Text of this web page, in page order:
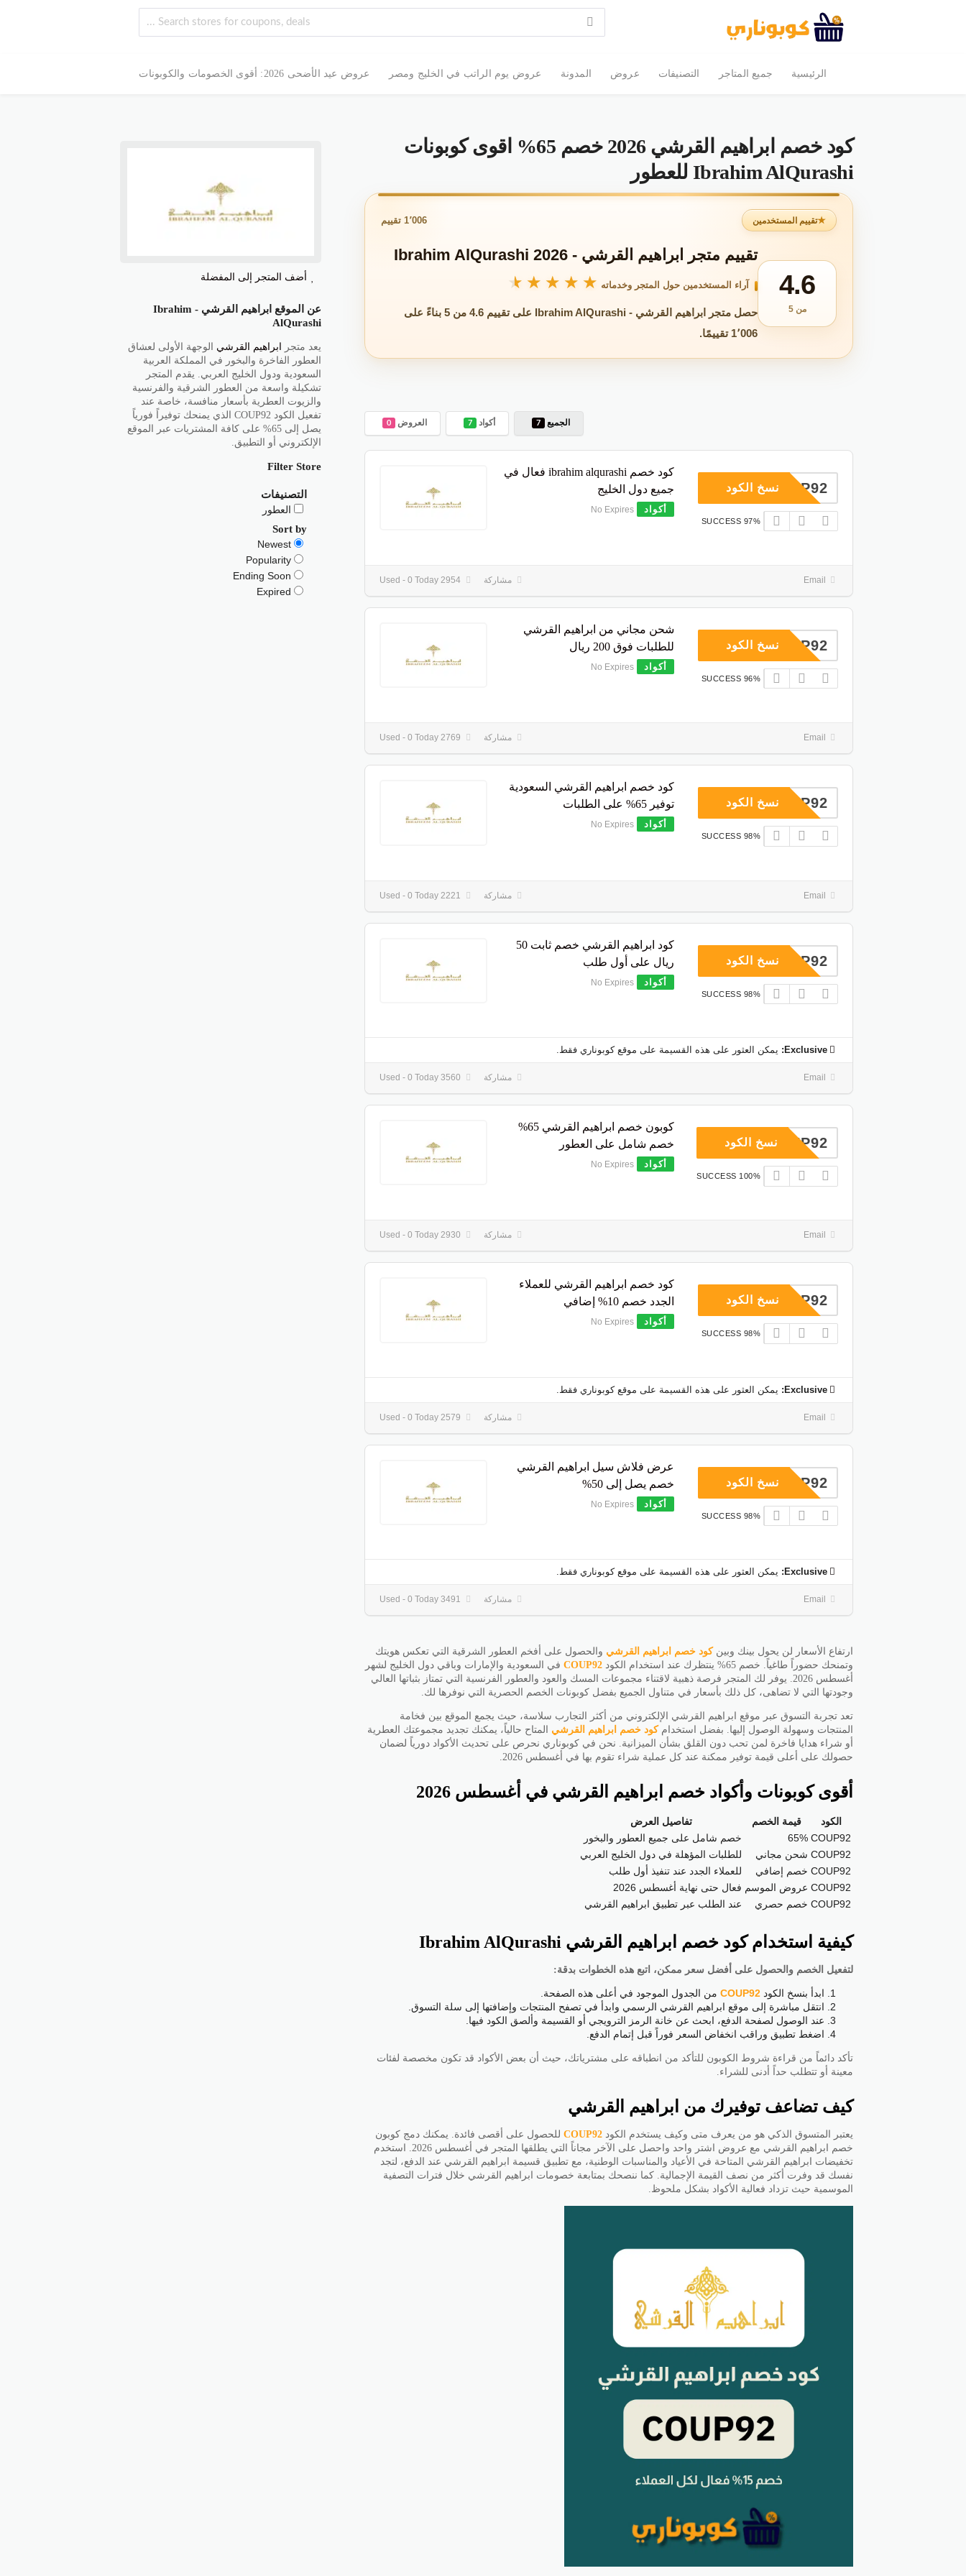
الرئيسية جميع المتاجر التصنيفات عروض المدونة عروض يوم الراتب في الخليج ومصر عروض عيد الأضحى 2026: أقوى الخصومات والكوبونات
كود خصم ابراهيم القرشي 2026 خصم 65% اقوى كوبونات
Ibrahim AlQurashi للعطور
تقييم المستخدمين 1٬006 تقييم
4.6
من 5
تقييم متجر ابراهيم القرشي - Ibrahim AlQurashi 2026
آراء المستخدمين حول المتجر وخدماته ★★★★★
★★★★★
حصل متجر ابراهيم القرشي - Ibrahim AlQurashi على تقييم 4.6 من 5 بناءً على
1٬006 تقييمًا.
الجميع 7 أكواد 7 العروض 0
كود خصم ibrahim alqurashi فعال في
جميع دول الخليج
أكواد No Expires
COUP92نسخ الكود
97% SUCCESS
مشاركة
شحن مجاني من ابراهيم القرشي
للطلبات فوق 200 ريال
أكواد No Expires
COUP92نسخ الكود
96% SUCCESS
مشاركة
كود خصم ابراهيم القرشي السعودية
توفير 65% على الطلبات
أكواد No Expires
COUP92نسخ الكود
98% SUCCESS
مشاركة
كود ابراهيم القرشي خصم ثابت 50
ريال على أول طلب
أكواد No Expires
COUP92نسخ الكود
98% SUCCESS
Exclusive: يمكن العثور على هذه القسيمة على موقع كوبوناري فقط.
مشاركة
كوبون خصم ابراهيم القرشي 65%
خصم شامل على العطور
أكواد No Expires
COUP92نسخ الكود
100% SUCCESS
مشاركة
كود خصم ابراهيم القرشي للعملاء
الجدد خصم 10% إضافي
أكواد No Expires
COUP92نسخ الكود
98% SUCCESS
Exclusive: يمكن العثور على هذه القسيمة على موقع كوبوناري فقط.
مشاركة
عرض فلاش سيل ابراهيم القرشي
خصم يصل إلى 50%
أكواد No Expires
COUP92نسخ الكود
98% SUCCESS
Exclusive: يمكن العثور على هذه القسيمة على موقع كوبوناري فقط.
مشاركة
ارتفاع الأسعار لن يحول بينك وبينكود خصم ابراهيم القرشي والحصول على أفخم العطور الشرقية التي تعكس هويتك
وتمنحك حضوراً طاغياً. خصم 65% ينتظرك عند استخدام الكود
COUP92 في السعودية والإمارات وباقي دول الخليج لشهر
أغسطس 2026. يوفر لك المتجر فرصة ذهبية لاقتناء مجموعات المسك والعود والعطور الفرنسية التي تمتاز بثباتها العالي
وجودتها التي لا تضاهى، كل ذلك بأسعار في متناول الجميع بفضل كوبونات الخصم الحصرية التي نوفرها لك.
تعد تجربة التسوق عبر موقع ابراهيم القرشي الإلكتروني من أكثر التجارب سلاسة، حيث يجمع الموقع بين فخامة
المنتجات وسهولة الوصول إليها. بفضل استخدامكود خصم ابراهيم القرشي المتاح حالياً، يمكنك تجديد مجموعتك العطرية
أو شراء هدايا فاخرة لمن تحب دون القلق بشأن الميزانية. نحن في كوبوناري نحرص على تحديث الأكواد دورياً لضمان
حصولك على أعلى قيمة توفير ممكنة عند كل عملية شراء تقوم بها في أغسطس 2026.
أقوى كوبونات وأكواد خصم ابراهيم القرشي في أغسطس 2026
الكود قيمة الخصم
تفاصيل العرض
COUP92
65%
خصم شامل على جميع العطور والبخور
COUP92 شحن مجاني
للطلبات المؤهلة في دول الخليج العربي
COUP92 خصم إضافي
للعملاء الجدد عند تنفيذ أول طلب
COUP92 عروض الموسم فعال حتى نهاية أغسطس 2026
COUP92 خصم حصري عند الطلب عبر تطبيق ابراهيم القرشي
كيفية استخدام كود خصم ابراهيم القرشي Ibrahim AlQurashi
لتفعيل الخصم والحصول على أفضل سعر ممكن، اتبع هذه الخطوات بدقة:
ابدأ بنسخ الكود COUP92 من الجدول الموجود في أعلى هذه الصفحة.
انتقل مباشرة إلى موقع ابراهيم القرشي الرسمي وابدأ في تصفح المنتجات وإضافتها إلى سلة التسوق.
عند الوصول لصفحة الدفع، ابحث عن خانة الرمز الترويجي أو القسيمة وألصق الكود فيها.
اضغط تطبيق وراقب انخفاض السعر فوراً قبل إتمام الدفع.
تأكد دائماً من قراءة شروط الكوبون للتأكد من انطباقه على مشترياتك، حيث أن بعض الأكواد قد تكون مخصصة لفئات
معينة أو تتطلب حداً أدنى للشراء.
كيف تضاعف توفيرك من ابراهيم القرشي
يعتبر المتسوق الذكي هو من يعرف متى وكيف يستخدم الكود COUP92 للحصول على أقصى فائدة. يمكنك دمج كوبون
خصم ابراهيم القرشي مع عروض اشتر واحد واحصل على الآخر مجاناً التي يطلقها المتجر في أغسطس 2026. استخدم
تخفيضات ابراهيم القرشي المتاحة في الأعياد والمناسبات الوطنية، مع تطبيق قسيمة ابراهيم القرشي عند الدفع، لتجد
نفسك قد وفرت أكثر من نصف القيمة الإجمالية. كما ننصحك بمتابعة خصومات ابراهيم القرشي خلال فترات التصفية
الموسمية حيث تزداد فعالية الأكواد بشكل ملحوظ.
أضف المتجر إلى المفضلة
عن الموقع ابراهيم القرشي - Ibrahim
AlQurashi
يعد متجر ابراهيم القرشي الوجهة الأولى لعشاق
العطور الفاخرة والبخور في المملكة العربية
السعودية ودول الخليج العربي. يقدم المتجر
تشكيلة واسعة من العطور الشرقية والفرنسية
والزيوت العطرية بأسعار منافسة، خاصة عند
تفعيل الكود COUP92 الذي يمنحك توفيراً فورياً
يصل إلى 65% على كافة المشتريات عبر الموقع
الإلكتروني أو التطبيق.
Filter Store
التصنيفات
العطور
Sort by
Newest
Popularity
Ending Soon
Expired